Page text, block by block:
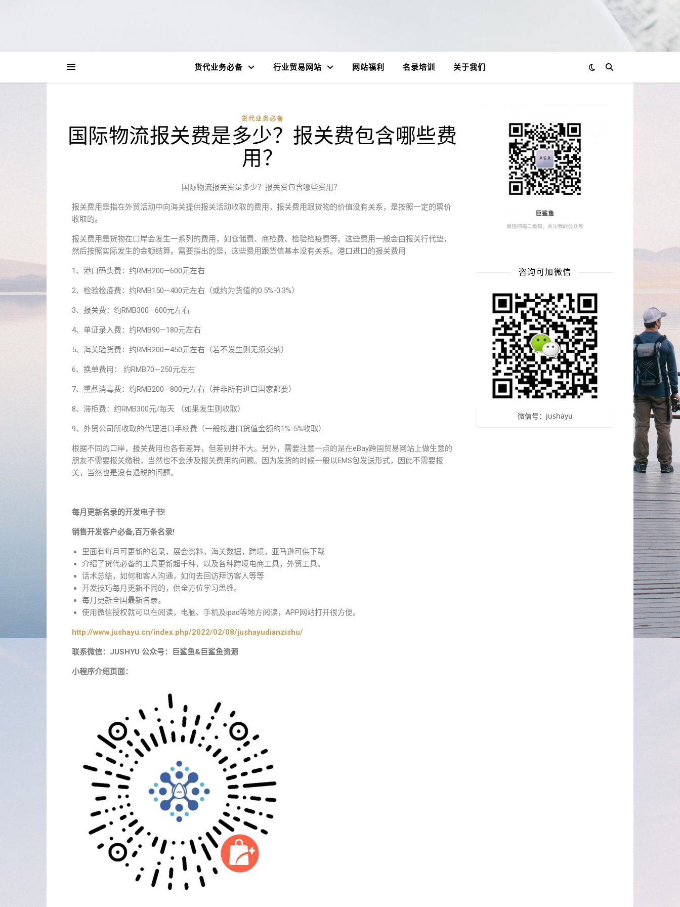
货代业务必备 行业贸易网站 网站福利 名录培训 关于我们
货代业务必备
国际物流报关费是多少？报关费包含哪些费
用？
国际物流报关费是多少？报关费包含哪些费用？
报关费用是指在外贸活动中向海关提供报关活动收取的费用，报关费用跟货物的价值没有关系，是按照一定的票价
收取的。
报关费用是货物在口岸会发生一系列的费用，如仓储费、商检费、检验检疫费等。这些费用一般会由报关行代垫，
然后按照实际发生的金额结算。需要指出的是，这些费用跟货值基本没有关系。港口进口的报关费用
1、港口码头费：约RMB200—600元左右
2、检验检疫费：约RMB150—400元左右（或约为货值的0.5%-0.3%）
3、报关费：约RMB300—600元左右
4、单证录入费：约RMB90—180元左右
5、海关验货费：约RMB200—450元左右（若不发生则无须交纳）
6、换单费用： 约RMB70—250元左右
7、熏蒸消毒费：约RMB200—800元左右（并非所有进口国家都要）
8、滞柜费：约RMB300元/每天 （如果发生则收取）
9、外贸公司所收取的代理进口手续费（一般按进口货值金额的1%-5%收取）
根据不同的口岸，报关费用也各有差异，但差别并不大。另外，需要注意一点的是在eBay跨国贸易网站上做生意的
朋友不需要报关缴税，当然也不会涉及报关费用的问题。因为发货的时候一般以EMS包发送形式，因此不需要报
关，当然也是没有退税的问题。
每月更新名录的开发电子书!
销售开发客户必备,百万条名录!
里面有每月可更新的名录，展会资料，海关数据，跨境，亚马逊可供下载
介绍了货代必备的工具更新超千种，以及各种跨境电商工具，外贸工具。
话术总结，如何和客人沟通，如何去回访拜访客人等等
开发技巧每月更新不同的，供全方位学习思维。
每月更新全国最新名录。
使用微信授权就可以在阅读，电脑、手机及ipad等地方阅读，APP网站打开很方便。
http://www.jushayu.cn/index.php/2022/02/08/jushayudianzishu/
联系微信：JUSHYU 公众号：巨鲨鱼&巨鲨鱼资源
小程序介绍页面：
咨询可加微信
微信号：jushayu